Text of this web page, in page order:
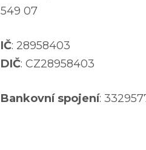
549 07
IČ: 28958403
DIČ: CZ28958403
Bankovní spojení: